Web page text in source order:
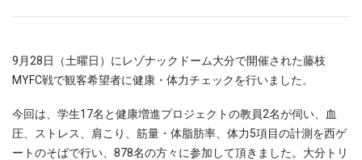
9月28日（土曜日）にレゾナックドーム大分で開催された藤枝
MYFC戦で観客希望者に健康・体力チェックを行いました。
今回は、学生17名と健康増進プロジェクトの教員2名が伺い、血
圧、ストレス、肩こり、筋量・体脂肪率、体力5項目の計測を西ゲ
ートのそばで行い、878名の方々に参加して頂きました。大分トリ